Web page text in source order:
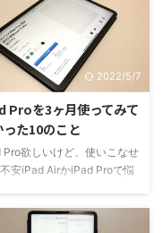
？原因は、SSDのフォーマッ
式にある可能性があります。
事では、以下項目に関して詳
解説しています。 iPadで
が認識しない理由SSDの再
ット形式 iPadでSSDが認
い！どうすればいいの？と
いる方は、是非記事を参考
ください。 【結論】認識
ているかも！ 新しく買っ
は、NTFSという形式で ...
2022/5/7
Proを3ヶ月使ってみて
た10のこと
Pro欲しいけど、使いこなせ
安iPad AirかiPad Proで悩
かなか手が出ないし、使い
せるか不安。価格面でiPad